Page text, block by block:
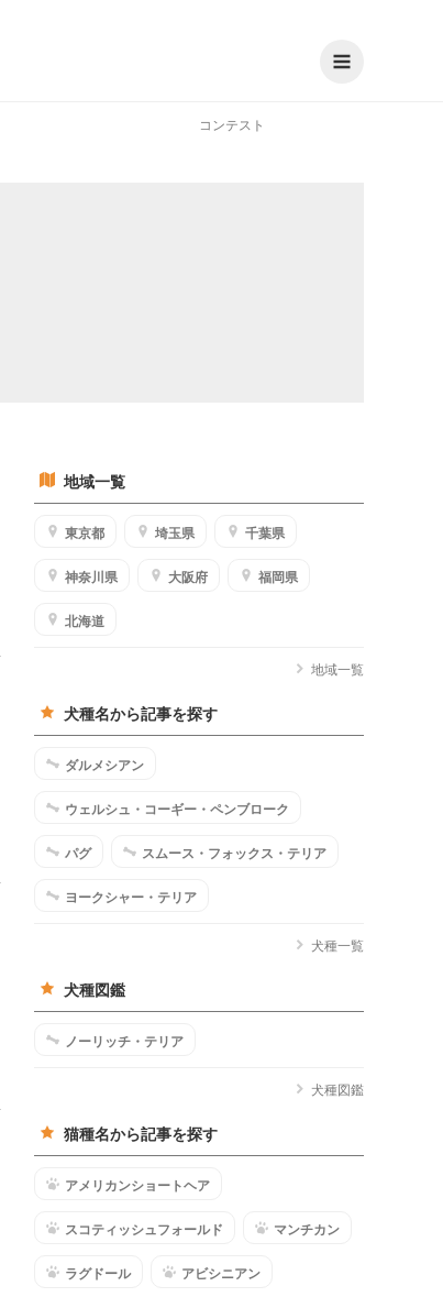
コンテスト
地域一覧
東京都 埼玉県 千葉県
神奈川県 大阪府 福岡県
北海道
地域一覧
犬種名から記事を探す
ダルメシアン
ウェルシュ・コーギー・ペンブローク
パグ スムース・フォックス・テリア
ヨークシャー・テリア
犬種一覧
犬種図鑑
ノーリッチ・テリア
犬種図鑑
猫種名から記事を探す
アメリカンショートヘア
スコティッシュフォールド マンチカン
ラグドール アビシニアン